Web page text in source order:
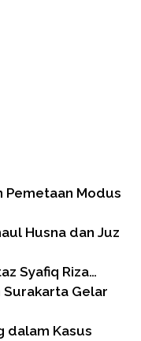
Pemetaan Modus
Husna dan Juz
Syafiq Riza…
Surakarta Gelar
dalam Kasus